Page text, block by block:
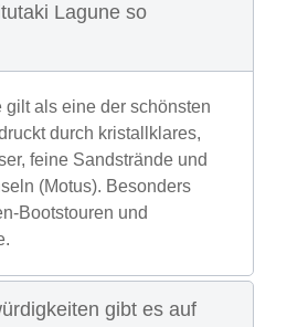
Lagune so
gilt als eine der schönsten
durch kristallklares,
feine Sandstrände und
(Motus). Besonders
Bootstouren und
gibt es auf